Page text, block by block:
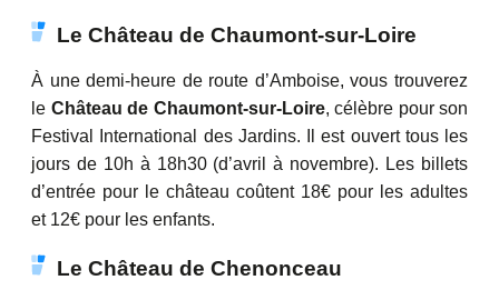
Le Château de Chaumont-sur-Loire
À une demi-heure de route d’Amboise, vous trouverez
le Château de Chaumont-sur-Loire, célèbre pour son
Festival International des Jardins. Il est ouvert tous les
jours de 10h à 18h30 (d’avril à novembre). Les billets
d’entrée pour le château coûtent 18€ pour les adultes
et 12€ pour les enfants.
Le Château de Chenonceau